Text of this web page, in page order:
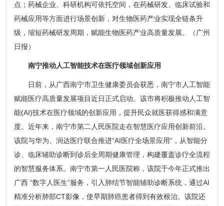
点；药械企业、科研机构可依托空间，在药械研发、临床试验和
药械应用等方面进行场景创新，对生物医药产业实现全链条升
级，缩短药械研发周期，赋能生物医药产业高质量发展。（广州
日报）
南宁推动人工智能技术在医疗领域创新应用
日前，从广西南宁市卫生健康委员会获悉，南宁市人工智能
赋能医疗高质量发展项目近日正式启动。该市将积极推动人工智
能(AI)技术在医疗领域的创新应用，提升民众就医获得感和满意
度。近年来，南宁市第二人民医院走在智慧医疗应用创新前沿。
该院与华为、润达医疗联合推进“AI医疗全场景应用”，从智能分
诊、临床辅助诊断到诊后全周期健康管理，构建覆盖诊疗全流程
的智慧服务体系。南宁市第一人民医院称，该院于今年正式推出
广西 “数字人医生”服务，引入肺结节智能辅助诊断系统，通过AI
精准分析肺部CT影像，使早期肺癌患者得到有效根治。该院还